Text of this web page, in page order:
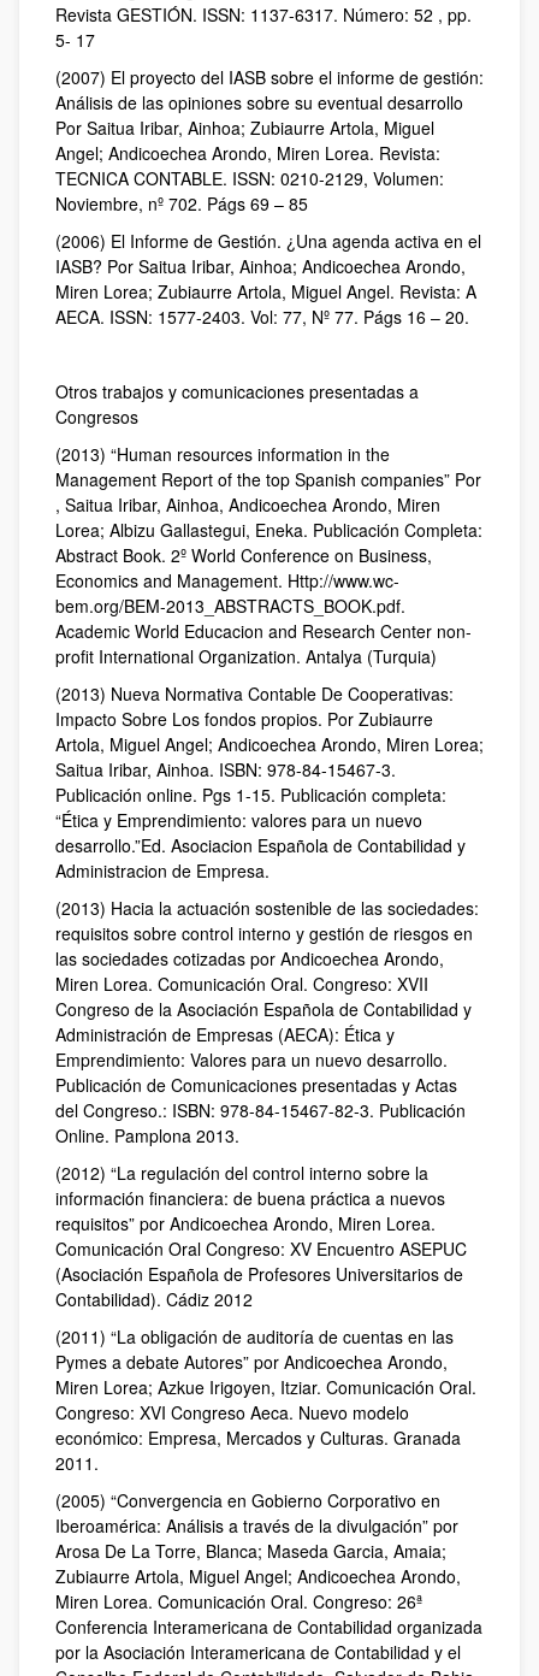
Revista GESTIÓN. ISSN: 1137-6317. Número: 52 , pp.
5- 17
(2007) El proyecto del IASB sobre el informe de gestión:
Análisis de las opiniones sobre su eventual desarrollo
Por Saitua Iribar, Ainhoa; Zubiaurre Artola, Miguel
Angel; Andicoechea Arondo, Miren Lorea. Revista:
TECNICA CONTABLE. ISSN: 0210-2129, Volumen:
Noviembre, nº 702. Págs 69 – 85
(2006) El Informe de Gestión. ¿Una agenda activa en el
IASB? Por Saitua Iribar, Ainhoa; Andicoechea Arondo,
Miren Lorea; Zubiaurre Artola, Miguel Angel. Revista: A
AECA. ISSN: 1577-2403. Vol: 77, Nº 77. Págs 16 – 20.
Otros trabajos y comunicaciones presentadas a
Congresos
(2013) “Human resources information in the
Management Report of the top Spanish companies” Por
, Saitua Iribar, Ainhoa, Andicoechea Arondo, Miren
Lorea; Albizu Gallastegui, Eneka. Publicación Completa:
Abstract Book. 2º World Conference on Business,
Economics and Management. Http://www.wc-
bem.org/BEM-2013_ABSTRACTS_BOOK.pdf.
Academic World Educacion and Research Center non-
profit International Organization. Antalya (Turquia)
(2013) Nueva Normativa Contable De Cooperativas:
Impacto Sobre Los fondos propios. Por Zubiaurre
Artola, Miguel Angel; Andicoechea Arondo, Miren Lorea;
Saitua Iribar, Ainhoa. ISBN: 978-84-15467-3.
Publicación online. Pgs 1-15. Publicación completa:
“Ética y Emprendimiento: valores para un nuevo
desarrollo.”Ed. Asociacion Española de Contabilidad y
Administracion de Empresa.
(2013) Hacia la actuación sostenible de las sociedades:
requisitos sobre control interno y gestión de riesgos en
las sociedades cotizadas por Andicoechea Arondo,
Miren Lorea. Comunicación Oral. Congreso: XVII
Congreso de la Asociación Española de Contabilidad y
Administración de Empresas (AECA): Ética y
Emprendimiento: Valores para un nuevo desarrollo.
Publicación de Comunicaciones presentadas y Actas
del Congreso.: ISBN: 978-84-15467-82-3. Publicación
Online. Pamplona 2013.
(2012) “La regulación del control interno sobre la
información financiera: de buena práctica a nuevos
requisitos” por Andicoechea Arondo, Miren Lorea.
Comunicación Oral Congreso: XV Encuentro ASEPUC
(Asociación Española de Profesores Universitarios de
Contabilidad). Cádiz 2012
(2011) “La obligación de auditoría de cuentas en las
Pymes a debate Autores” por Andicoechea Arondo,
Miren Lorea; Azkue Irigoyen, Itziar. Comunicación Oral.
Congreso: XVI Congreso Aeca. Nuevo modelo
económico: Empresa, Mercados y Culturas. Granada
2011.
(2005) “Convergencia en Gobierno Corporativo en
Iberoamérica: Análisis a través de la divulgación” por
Arosa De La Torre, Blanca; Maseda Garcia, Amaia;
Zubiaurre Artola, Miguel Angel; Andicoechea Arondo,
Miren Lorea. Comunicación Oral. Congreso: 26ª
Conferencia Interamericana de Contabilidad organizada
por la Asociación Interamericana de Contabilidad y el